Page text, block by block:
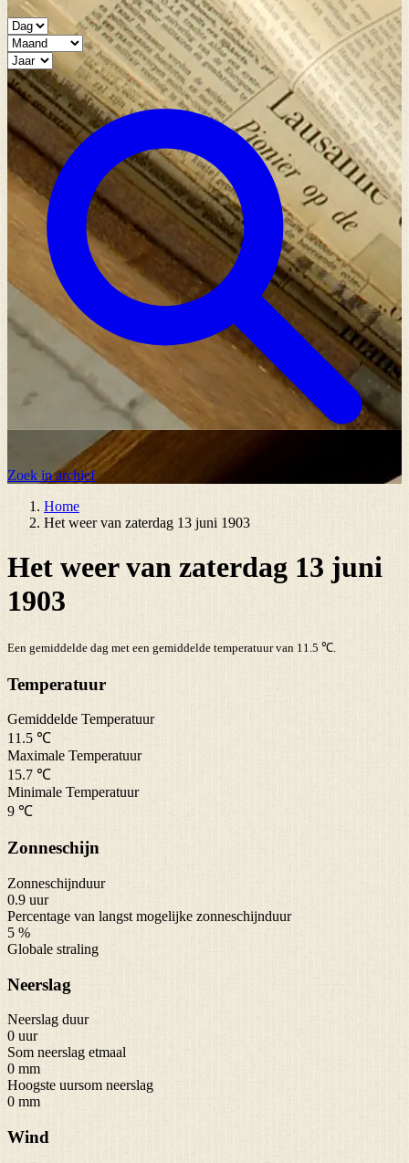
Zoek in archief
Home
Het weer van zaterdag 13 juni 1903
Het weer van zaterdag 13 juni
1903
Een gemiddelde dag met een gemiddelde temperatuur van 11.5 ℃.
Temperatuur
Gemiddelde Temperatuur
11.5 ℃
Maximale Temperatuur
15.7 ℃
Minimale Temperatuur
9 ℃
Zonneschijn
Zonneschijnduur
0.9 uur
Percentage van langst mogelijke zonneschijnduur
5 %
Globale straling
Neerslag
Neerslag duur
0 uur
Som neerslag etmaal
0 mm
Hoogste uursom neerslag
0 mm
Wind